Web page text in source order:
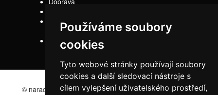
Používáme soubory
cookies
Tyto webové stránky používají soubory
cookies a další sledovací nástroje s
cílem vylepšení uživatelského prostředí,
Obchodní
podmínky
Reklamační řád
© naradi-bd.cz 2016